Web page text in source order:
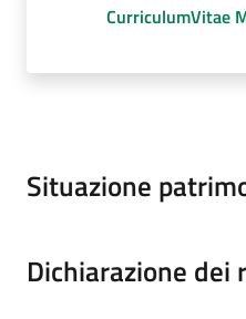
CurriculumVitae
Situazione
Dichiarazione dei